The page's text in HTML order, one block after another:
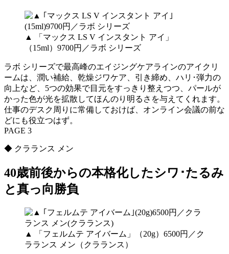
▲ 「マックス LS V インスタント アイ」
（15ml）9700円／ラボ シリーズ
ラボ シリーズで最高峰のエイジングケアラインのアイクリ
ームは、潤い補給、乾燥ジワケア、引き締め、ハリ･弾力の
向上など、5つの効果で目元をすっきり整えつつ、パールが
かった色が光を拡散してほんのり明るさを与えてくれます。
仕事のデスク周りに常備しておけば、オンライン会議の前な
どにも役立つはず。
PAGE 3
◆ クラランス メン
40歳前後からの本格化したシワ･たるみ
と真っ向勝負
▲ 「フェルムテ アイバーム」（20g）6500円／ク
ラランス メン（クラランス）